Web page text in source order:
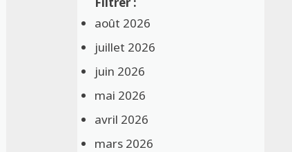
août 2026
juillet 2026
juin 2026
mai 2026
avril 2026
mars 2026